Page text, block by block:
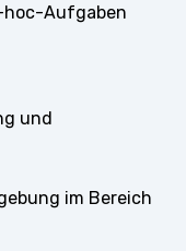
hoc-Aufgaben
und
im Bereich